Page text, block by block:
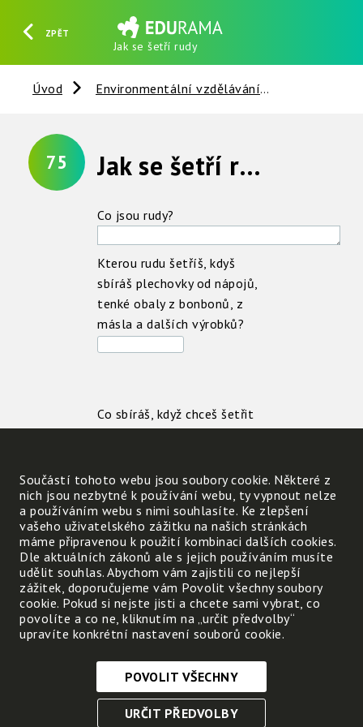
ZPĚT
Jak se šetří rudy
HLEDAT REGISTROVAT PŘIHLÁSIT SE
Úvod Environmentální vzdělávání
75 Jak se šetří rudy ?
Co jsou rudy?
Kterou rudu šetříš, kdyš
sbíráš plechovky od nápojů,
tenké obaly z bonbonů, z
másla a dalších výrobků?
Co sbíráš, když chceš šetřit
železné rudy?
Uveď příklady:
Co sbíráš, když chceš šetřit měděnou rudu?
Jak se u vás sbírají kovy?
Kde je nejbližší sběrný dvůr?
Součástí tohoto webu jsou soubory cookie. Některé z
nich jsou nezbytné k používání webu, ty vypnout nelze
a používáním webu s nimi souhlasíte. Ke zlepšení
vašeho uživatelského zážitku na našich stránkách
máme připravenou k použití kombinaci dalších cookies.
Dle aktuálních zákonů ale s jejich používáním musíte
udělit souhlas. Abychom vám zajistili co nejlepší
zážitek, doporučujeme vám Povolit všechny soubory
cookie. Pokud si nejste jisti a chcete sami vybrat, co
povolíte a co ne, kliknutím na „určit předvolby“
upravíte konkrétní nastavení souborů cookie.
Nezbytně nutné cookies
POVOLIT VŠECHNY
URČIT PŘEDVOLBY